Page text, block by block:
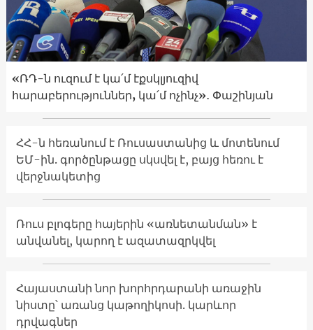
«ՌԴ-ն ուզում է կա՛մ էքսկլյուզիվ
հարաբերություններ, կա՛մ ոչինչ»․ Փաշինյան
ՀՀ-ն հեռանում է Ռուսաստանից և մոտենում
ԵՄ-ին. գործընթացը սկսվել է, բայց հեռու է
վերջնակետից
Ռուս բլոգերը հայերին «առնետանման» է
անվանել, կարող է ազատազրկվել
Հայաստանի նոր խորհրդարանի առաջին
նիստը՝ առանց կաթողիկոսի. կարևոր
դրվագներ